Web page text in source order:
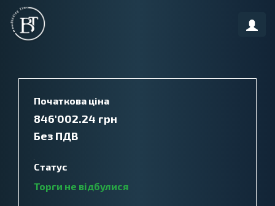
Початкова ціна
846'002.24 грн
UAH
Без ПДВ
Статус
Торги не відбулися